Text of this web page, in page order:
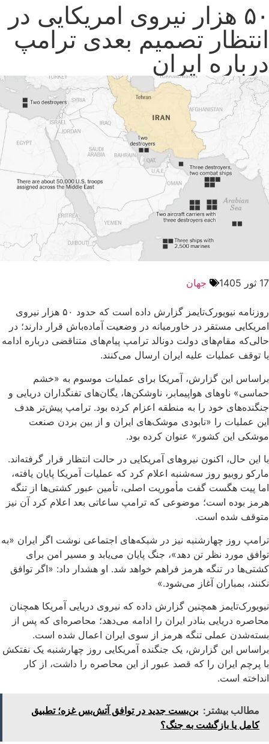
۵۰ هزار نیروی امریکایی در
انتظار تصمیم بعدی ترامپ
درباره ایران
17 ثور 1405 جهان
روزنامه نیویورک‌تایمز گزارش داده است که حدود ۵۰ هزار نیروی
امریکایی مستقر در خاورمیانه در وضعیت آماده‌باش قرار دارند؛ در
حالی‌که مقام‌های دولت دونالد ترامپ پیام‌های متناقضی درباره ادامه
یا توقف عملیات علیه ایران ارسال می‌کنند.
براساس این گزارش، آمریکا برای عملیات موسوم به «خشم
حماسی» ناوهای هواپیمابر، ناوشکن‌ها، یگان‌های تفنگداران دریایی و
جنگنده‌های خود را به منطقه اعزام کرده بود. ترامپ پیش‌تر هدف
این عملیات را «نابودی موشک‌های ایران و از بین بردن صنعت
موشکی این کشور» عنوان کرده بود.
با این حال، اکنون نیروهای آمریکایی در حالت انتظار قرار گرفته‌اند.
مارکو روبیو روز سه‌شنبه اعلام کرد که عملیات آمریکا پایان یافته،
اما پیت هگست گفت مأموریت اصلی، تأمین عبور کشتی‌ها از تنگه
هرمز بوده است؛ موضوعی که ترامپ ساعاتی بعد اعلام کرد آن نیز
متوقف شده است.
ترامپ روز چهارشنبه نیز در شبکه‌های اجتماعی نوشت اگر ایران «به
توافق مورد نظر تن دهد»، جنگ پایان می‌یابد و مسیر امن برای
کشتی‌ها در تنگه هرمز فراهم خواهد شد. او هشدار داد: «اگر توافق
نکنند، بمباران آغاز می‌شود.»
نیویورک‌تایمز همچنین گزارش داده که نیروی دریایی آمریکا همچنان
محاصره دریایی بنادر ایران را ادامه می‌دهد؛ محاصره‌ای که پس از
بسته‌شدن عملی تنگه هرمز از سوی ایران اعمال شده است.
براساس این گزارش، یک جنگنده آمریکایی روز چهارشنبه یک نفتکش
با پرچم ایران را که قصد عبور از این محاصره را داشت، از کار
انداخته است.
مطالب بیشتر: بن‌بست جدید در توافق آتش‌بس غزه؛ تطبیق
کامل یا بازگشت به جنگ؟